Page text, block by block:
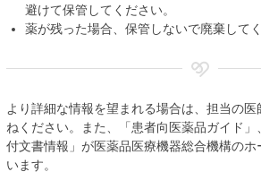
避けて保管してください。
薬が残った場合、保管しないで廃棄してく
より詳細な情報を望まれる場合は、担当の
ねください。また、「患者向医薬品ガイド
付文書情報」が医薬品医療機器総合機構のホ
います。